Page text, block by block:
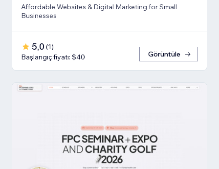
Affordable Websites & Digital Marketing for Small
Businesses
5,0 (1)
Başlangıç fiyatı: $40
Görüntüle